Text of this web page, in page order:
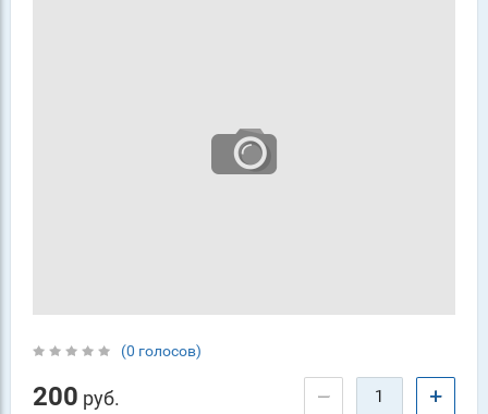
(0 голосов)
200 руб. − +